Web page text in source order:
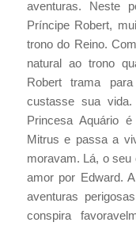
aventuras. Neste
Príncipe Robert,
trono do Reino.
natural ao trono
Robert trama
custasse sua
Princesa Aquário
Mitrus e passa a
moravam. Lá, o seu
amor por Edward.
aventuras
conspira